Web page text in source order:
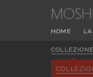
HOME
COLLEZIONE